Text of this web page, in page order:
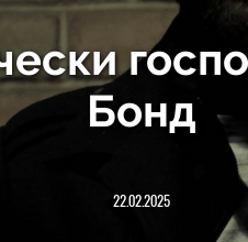
Бонд
22.02.2025